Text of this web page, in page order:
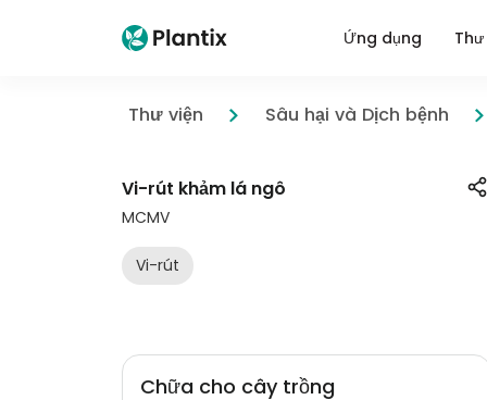
Ứng dụng
Thư viện Sâu hại và Dịch bệnh
Vi-rút khảm lá ngô
MCMV
Vi-rút
Chữa cho cây trồng